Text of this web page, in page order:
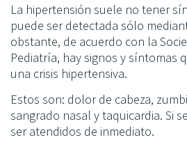
La hipertensión suele no tener
puede ser detectada sólo
obstante, de acuerdo con la
Pediatría, hay signos y síntomas
una crisis hipertensiva.
Estos son: dolor de cabeza,
sangrado nasal y taquicardia. Si
ser atendidos de inmediato.